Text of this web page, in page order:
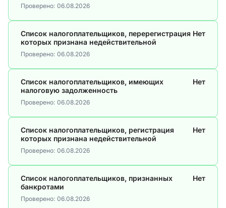
Проверено: 06.08.2026
Список налогоплательщиков, перерегистрация
которых признана недействительной
Нет
Проверено: 06.08.2026
Список налогоплательщиков, имеющих
налоговую задолженность
Нет
Проверено: 06.08.2026
Список налогоплательщиков, регистрация
которых признана недействительной
Нет
Проверено: 06.08.2026
Список налогоплательщиков, признанных
банкротами
Нет
Проверено: 06.08.2026